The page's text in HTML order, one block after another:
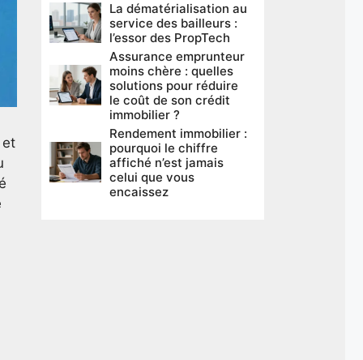
et
La dématérialisation au
service des bailleurs :
l’essor des PropTech
Assurance emprunteur
moins chère : quelles
solutions pour réduire
le coût de son crédit
immobilier ?
Rendement immobilier :
pourquoi le chiffre
affiché n’est jamais
celui que vous
encaissez